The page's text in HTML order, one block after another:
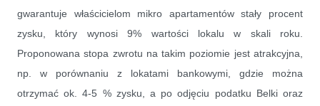
gwarantuje właścicielom mikro apartamentów stały procent
zysku, który wynosi 9% wartości lokalu w skali roku.
Proponowana stopa zwrotu na takim poziomie jest atrakcyjna,
np. w porównaniu z lokatami bankowymi, gdzie można
otrzymać ok. 4-5 % zysku, a po odjęciu podatku Belki oraz